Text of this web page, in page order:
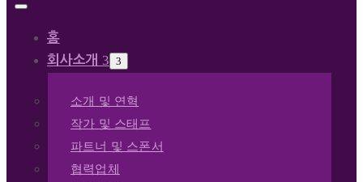
홈
회사소개
소개 및 연혁
작가 및 스태프
파트너 및 스폰서
협력업체